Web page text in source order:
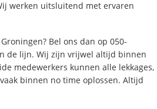
werken uitsluitend met ervaren
Bel ons dan op 050-
de lijn. Wij zijn vrijwel altijd binnen
medewerkers kunnen alle lekkages,
binnen no time oplossen. Altijd